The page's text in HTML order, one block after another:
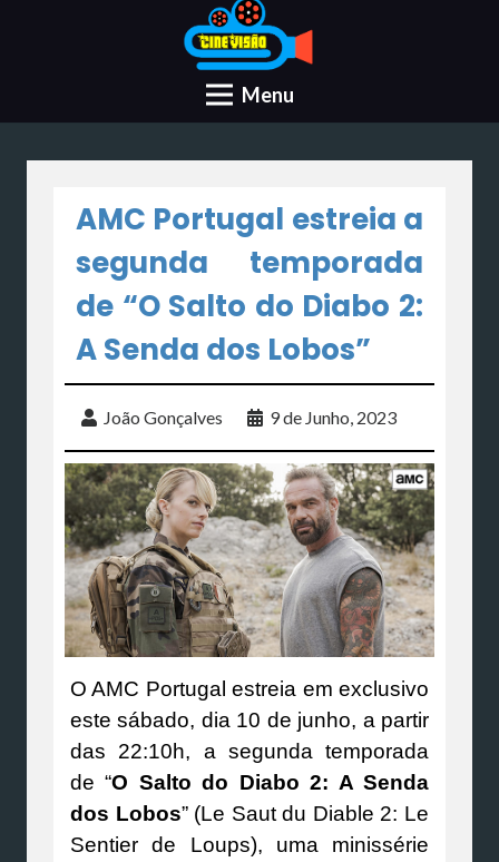
Menu
AMC Portugal estreia a
segunda temporada
de “O Salto do Diabo 2:
A Senda dos Lobos”
João Gonçalves 9 de Junho, 2023
O AMC Portugal estreia em exclusivo
este sábado, dia 10 de junho, a partir
das 22:10h, a segunda temporada
de “O Salto do Diabo 2: A Senda
dos Lobos” (Le Saut du Diable 2: Le
Sentier de Loups), uma minissérie